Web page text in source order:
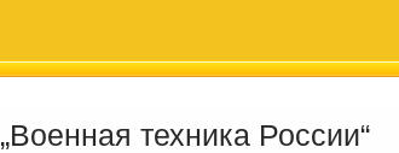
„Военная техника России“